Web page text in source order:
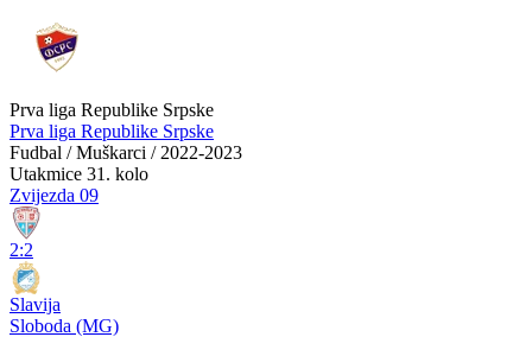
Prva liga Republike Srpske
Prva liga Republike Srpske
Fudbal / Muškarci / 2022-2023
Utakmice 31. kolo
Zvijezda 09
2:2
Slavija
Sloboda (MG)